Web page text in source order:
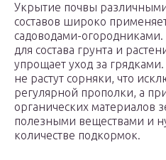
Укрытие почвы
составов широко
садоводами-огородниками.
для состава грунта и
упрощает уход за
не растут сорняки, что
регулярной прополки, а
органических материалов
полезными веществами и
количестве подкормок.